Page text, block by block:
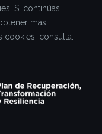
Si continúas
más
cookies, consulta: